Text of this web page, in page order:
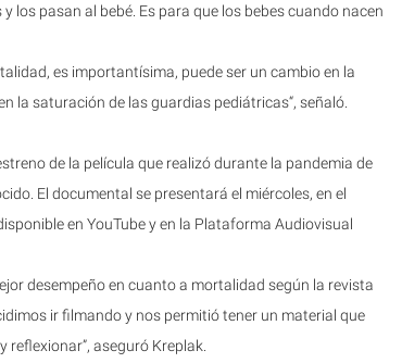
los pasan al bebé. Es para que los bebes cuando nacen
es importantísima, puede ser un cambio en la
la saturación de las guardias pediátricas“, señaló.
de la película que realizó durante la pandemia de
El documental se presentará el miércoles, en el
en YouTube y en la Plataforma Audiovisual
desempeño en cuanto a mortalidad según la revista
ir filmando y nos permitió tener un material que
aseguró Kreplak.